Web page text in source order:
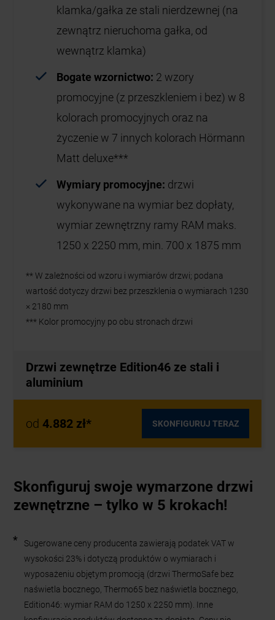
klamka/gałka ze stali nierdzewnej (na
zewnątrz nieruchoma gałka, od
wewnątrz klamka)
Bogate wzornictwo: 2 wzory
promocyjne (z przeszkleniem i bez) w 8
kolorach promocyjnych oraz na
życzenie w 7 innych kolorach Hörmann
Matt deluxe***
Wymiary promocyjne: drzwi
wykonywane na wymiar bez dopłaty,
wymiar zewnętrzny ramy RAM maks.
1250 x 2250 mm, min. 700 x 1875 mm
** W zależności od wzoru i wymiarów drzwi; podana
wartość dotyczy drzwi bez przeszklenia o wymiarach 1230
× 2180 mm
*** Kolor promocyjny po obu stronach drzwi
Drzwi zewnętrze Edition46 ze stali i
aluminium
od 4.882 zł* SKONFIGURUJ TERAZ
Skonfiguruj swoje wymarzone drzwi
zewnętrzne – tylko w 5 krokach!
*
Sugerowane ceny producenta zawierają podatek VAT w
wysokości 23% i dotyczą produktów o wymiarach i
wyposażeniu objętym promocją (drzwi ThermoSafe bez
naświetla bocznego, Thermo65 bez naświetla bocznego,
Edition46: wymiar RAM do 1250 x 2250 mm). Inne